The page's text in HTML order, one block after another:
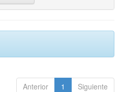
Anterior 1 Siguiente